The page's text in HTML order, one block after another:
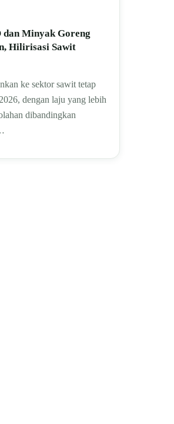
Minyak Goreng
Hilirisasi Sawit
ke sektor sawit tetap
dengan laju yang lebih
dibandingkan